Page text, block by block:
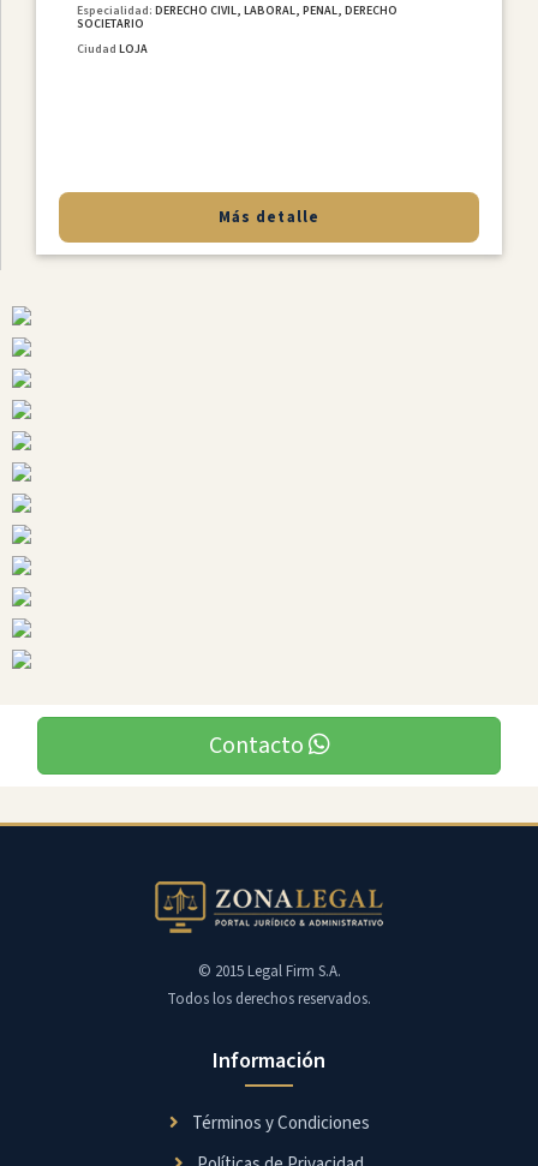
Especialidad:DERECHO CIVIL, LABORAL, PENAL, DERECHO
SOCIETARIO
Ciudad LOJA
Más detalle
Contacto
© 2015 Legal Firm S.A.
Todos los derechos reservados.
Información
Términos y Condiciones